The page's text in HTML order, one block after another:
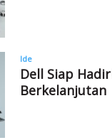
Ide
Dell Siap
Berkelanjutan